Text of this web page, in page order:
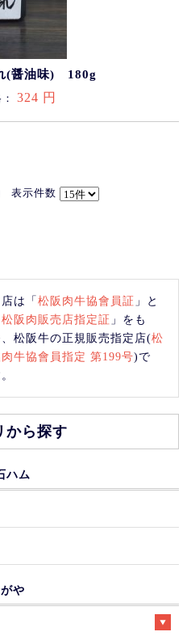
(醤油味) 180g
324 円
表示件数
店は「松阪肉牛協會員証 」と
松阪肉販売店指定証 」をも
松阪牛の正規販売指定店(松
肉牛協會員指定 第199号)で
から探す
ハム
や